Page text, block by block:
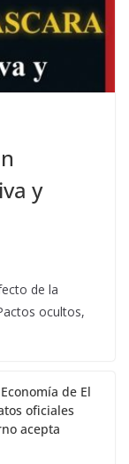
y
de la
ocultos,
Economía de El
oficiales
acepta